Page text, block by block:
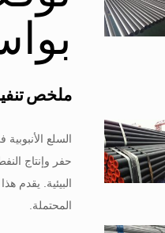
ملخص
السلع
المحتملة.